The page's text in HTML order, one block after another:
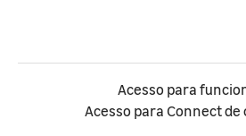
Acesso para
Acesso para Connect